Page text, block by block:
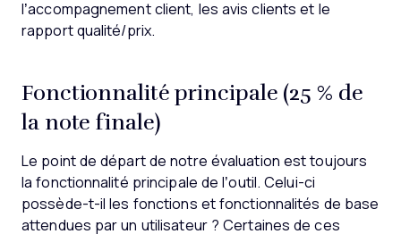
l’accompagnement client, les avis clients et le
rapport qualité/prix.
Fonctionnalité principale (25 % de
la note finale)
Le point de départ de notre évaluation est toujours
la fonctionnalité principale de l’outil. Celui-ci
possède-t-il les fonctions et fonctionnalités de base
attendues par un utilisateur ? Certaines de ces